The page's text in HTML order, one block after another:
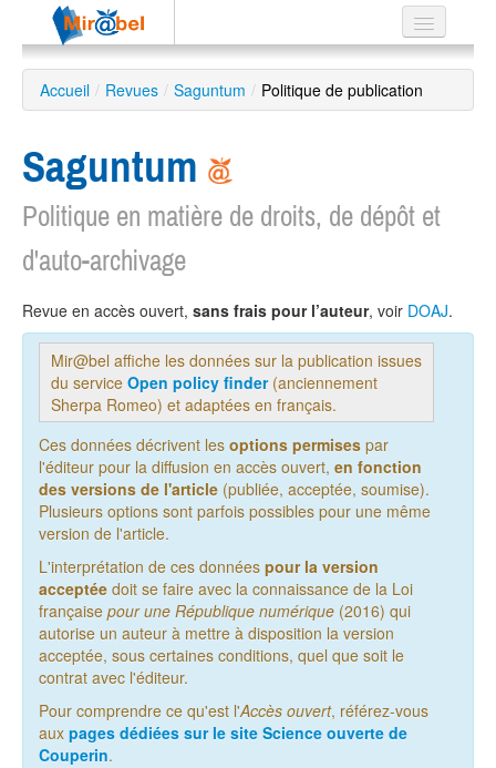
Le réseau
Soutien
Listes
Recherche
EN
ES
?
Accueil / Revues / Saguntum / Politique de publication
Saguntum
Politique en matière de droits, de dépôt et
d'auto-archivage
Revue en accès ouvert, sans frais pour l’auteur, voir DOAJ.
Mir@bel affiche les données sur la publication issues
du service Open policy finder(anciennement
Sherpa Romeo) et adaptées en français.
Ces données décrivent les options permises par
l'éditeur pour la diffusion en accès ouvert, en fonction
des versions de l'article (publiée, acceptée, soumise).
Plusieurs options sont parfois possibles pour une même
version de l'article.
L'interprétation de ces données pour la version
acceptée doit se faire avec la connaissance de la Loi
française pour une République numérique (2016) qui
autorise un auteur à mettre à disposition la version
acceptée, sous certaines conditions, quel que soit le
contrat avec l'éditeur.
Pour comprendre ce qu'est l'Accès ouvert, référez-vous
aux pages dédiées sur le site Science ouverte de
Couperin.